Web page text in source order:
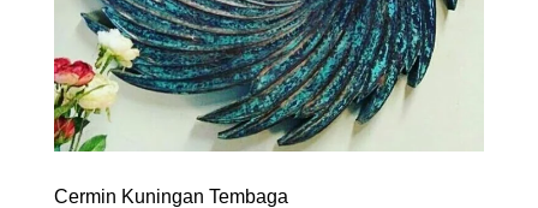
Cermin Kuningan Tembaga